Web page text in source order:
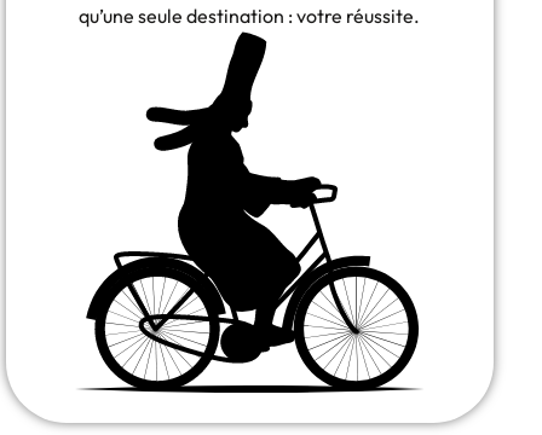
qu’une seule destination : votre réussite.